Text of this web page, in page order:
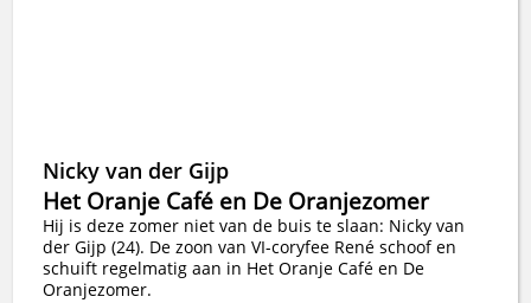
Nicky van der Gijp
Het Oranje Café en De Oranjezomer
Hij is deze zomer niet van de buis te slaan: Nicky van
der Gijp (24). De zoon van VI-coryfee René schoof en
schuift regelmatig aan in Het Oranje Café en De
Oranjezomer.